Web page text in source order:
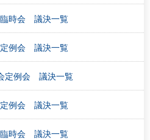
臨時会 議決一覧
定例会 議決一覧
定例会 議決一覧
定例会 議決一覧
臨時会 議決一覧